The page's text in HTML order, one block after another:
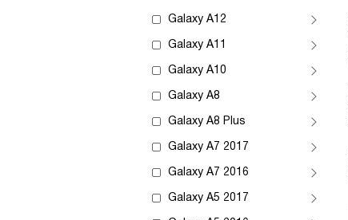
Galaxy A12
Galaxy A11
Galaxy A10
Galaxy A8
Galaxy A8 Plus
Galaxy A7 2017
Galaxy A7 2016
Galaxy A5 2017